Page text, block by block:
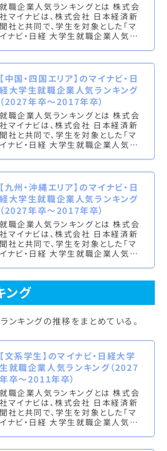
就職企業人気ランキングとは 株式会
社マイナビは、株式会社 日本経済新
聞社と共同で、学生を対象とした「マ
イナビ・日経 大学生就職企業人気ラ
【中国・四国エリア】のマイナビ・日
経大学生就職企業人気ランキング
（2027年卒～2017年卒）
就職企業人気ランキングとは 株式会
社マイナビは、株式会社 日本経済新
聞社と共同で、学生を対象とした「マ
イナビ・日経 大学生就職企業人気ラ
【九州・沖縄エリア】のマイナビ・日
経大学生就職企業人気ランキング
（2027年卒～2017年卒）
就職企業人気ランキングとは 株式会
社マイナビは、株式会社 日本経済新
聞社と共同で、学生を対象とした「マ
イナビ・日経 大学生就職企業人気ラ
ング
キングの推移をまとめている。
【文系学生】のマイナビ・日経大学
生就職企業人気ランキング（2027
年卒～2011年卒）
就職企業人気ランキングとは 株式会
社マイナビは、株式会社 日本経済新
聞社と共同で、学生を対象とした「マ
イナビ・日経 大学生就職企業人気ラ